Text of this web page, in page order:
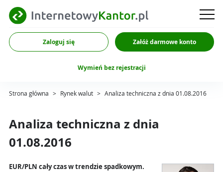
Zaloguj się Załóż darmowe konto
Wymień bez rejestracji
Strona główna > Rynek walut > Analiza techniczna z dnia 01.08.2016
Analiza techniczna z dnia
01.08.2016
EUR/PLN cały czas w trendzie spadkowym.